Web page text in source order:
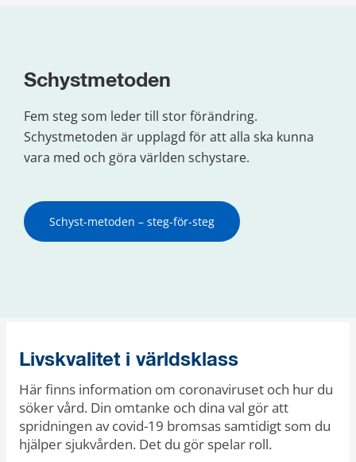
Schystmetoden
Fem steg som leder till stor förändring.
Schystmetoden är upplagd för att alla ska kunna
vara med och göra världen schystare.
Schyst-metoden – steg-för-steg
Livskvalitet i världsklass
Här finns information om coronaviruset och hur du
söker vård. Din omtanke och dina val gör att
spridningen av covid-19 bromsas samtidigt som du
hjälper sjukvården. Det du gör spelar roll.